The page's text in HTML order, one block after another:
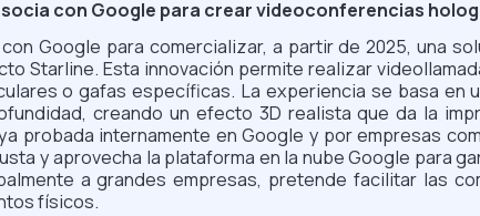
con Google para crear videoconferencias
Google para comercializar, a partir de 2025, una
Starline. Esta innovación permite realizar
o gafas específicas. La experiencia se basa en
creando un efecto 3D realista que da la
probada internamente en Google y por empresas
y aprovecha la plataforma en la nube Google para
a grandes empresas, pretende facilitar las
físicos.